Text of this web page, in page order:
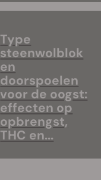
Type
steenwolblok
en
doorspoelen
voor de oogst:
effecten op
opbrengst,
THC en...